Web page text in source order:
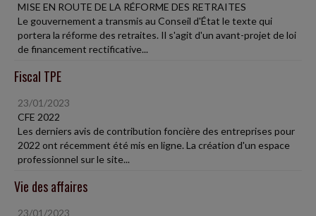
MISE EN ROUTE DE LA RÉFORME DES RETRAITES
Le gouvernement a transmis au Conseil d'État le texte qui
portera la réforme des retraites. Il s'agit d'un avant-projet de loi
de financement rectificative...
Fiscal TPE
23/01/2023
CFE 2022
Les derniers avis de contribution foncière des entreprises pour
2022 ont récemment été mis en ligne. La création d'un espace
professionnel sur le site...
Vie des affaires
23/01/2023